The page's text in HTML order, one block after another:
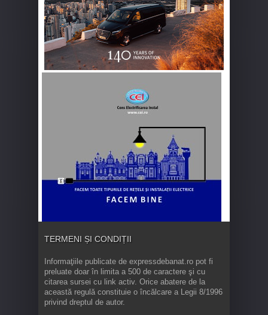
TERMENI ȘI CONDIȚII
Informaţiile publicate de expressdebanat.ro pot fi
preluate doar în limita a 500 de caractere şi cu
citarea sursei cu link activ. Orice abatere de la
această regulă constituie o încălcare a Legii 8/1996
privind dreptul de autor.